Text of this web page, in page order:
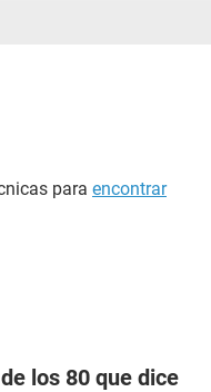
para encontrar
los 80 que dice